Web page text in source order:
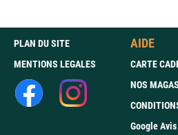
PLAN DU SITE
MENTIONS LEGALES
AIDE
CARTE
NOS
Google